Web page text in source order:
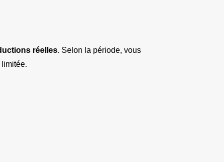
réelles. Selon la période, vous